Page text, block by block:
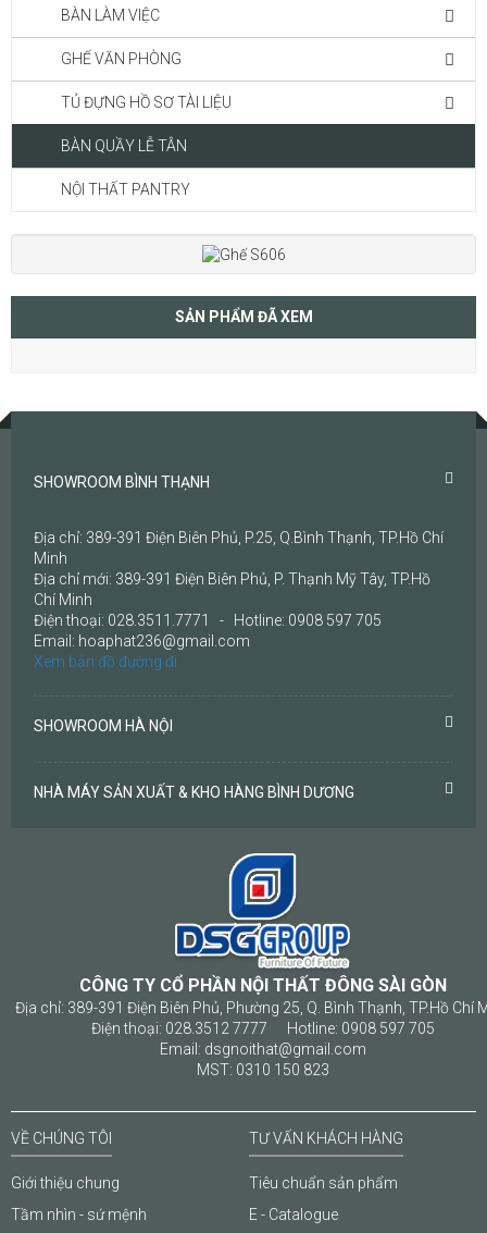
BÀN LÀM VIỆC
GHẾ VĂN PHÒNG
TỦ ĐỰNG HỒ SƠ TÀI LIỆU
BÀN QUẦY LỄ TÂN
NỘI THẤT PANTRY
SẢN PHẨM ĐÃ XEM
SHOWROOM BÌNH THẠNH
Địa chỉ: 389-391 Điện Biên Phủ, P.25, Q.Bình Thạnh, TP.Hồ Chí
Minh
Địa chỉ mới: 389-391 Điện Biên Phủ, P. Thạnh Mỹ Tây, TP.Hồ
Chí Minh
Điện thoại: 028.3511.7771 - Hotline: 0908 597 705
Email: hoaphat236@gmail.com
Xem bản đồ đường đi
SHOWROOM HÀ NỘI
NHÀ MÁY SẢN XUẤT & KHO HÀNG BÌNH DƯƠNG
CÔNG TY CỔ PHẦN NỘI THẤT ĐÔNG SÀI GÒN
Địa chỉ: 389-391 Điện Biên Phủ, Phường 25, Q. Bình Thạnh, TP.Hồ Chí
Điện thoại: 028.3512 7777 Hotline: 0908 597 705
Email: dsgnoithat@gmail.com
MST: 0310 150 823
VỀ CHÚNG TÔI
Giới thiệu chung
Tầm nhìn - sứ mệnh
TƯ VẤN KHÁCH HÀNG
Tiêu chuẩn sản phẩm
E - Catalogue